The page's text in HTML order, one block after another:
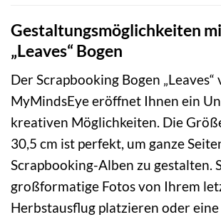
Gestaltungsmöglichkeiten
„Leaves“ Bogen
Der Scrapbooking Bogen „Leaves“
MyMindsEye eröffnet Ihnen ein
kreativen Möglichkeiten. Die
30,5 cm ist perfekt, um ganze
Scrapbooking-Alben zu gestalten.
großformatige Fotos von Ihrem
Herbstausflug platzieren oder